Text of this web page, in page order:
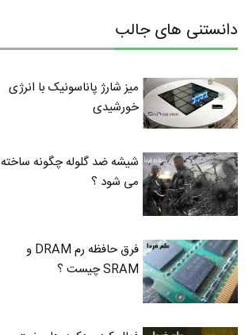
دانستنی های جالب
میز شارژ پاناسونیک با انرژی
خورشیدی
شیشه ضد گلوله چگونه ساخته
می شود ؟
فرق حافظه رم DRAM و
SRAM چیست ؟